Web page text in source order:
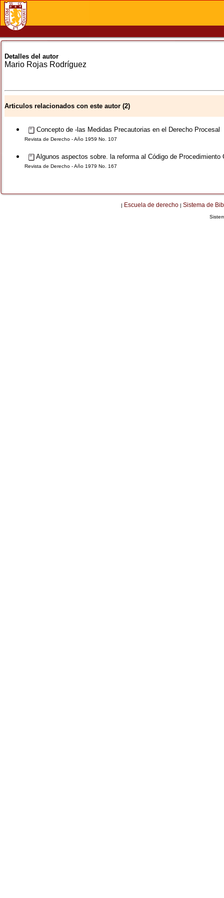
Detalles del autor
Mario Rojas Rodríguez
Articulos relacionados con este autor (2)
Concepto de -las Medidas Precautorias en el Derecho Procesal
Revista de Derecho - Año 1959 No. 107
Algunos aspectos sobre. la reforma al Código de Procedimiento
Revista de Derecho - Año 1979 No. 167
| Escuela de derecho | Sistema de